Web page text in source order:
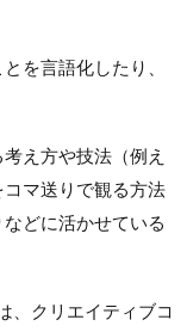
を言語化したり、
え方や技法（例え
マ送りで観る方法
どに活かせている
、クリエイティブコ